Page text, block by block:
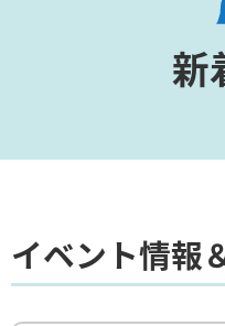
新
イベント情報